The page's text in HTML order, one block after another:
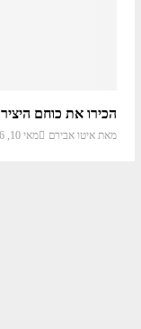
הכירו את כוחם
מאת איטו אבירם מאי 10, 2026